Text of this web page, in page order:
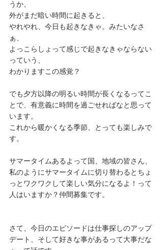
うか、
外がまだ暗い時間に起きると、
やれやれ、今日も起きなきゃ。みたいなさ
ぁ、
よっこらしょって感じで起きなきゃならない
っていう、
わかりますこの感覚？
でも夕方以降の明るい時間が長くなるってこ
とで、有意義に時間を過ごせればなと思って
います。
これから暖かくなる季節、とっても楽しみで
す。
サマータイムあるよって国、地域の皆さん、
私のようにサマータイムに切り替わるとちょ
っとワクワクして楽しい気分になるよ！って
人はいますか？仲間募集です。
さて、今日のエピソードは仕事探しのアップ
デート、そして好きな事があるって大事だな